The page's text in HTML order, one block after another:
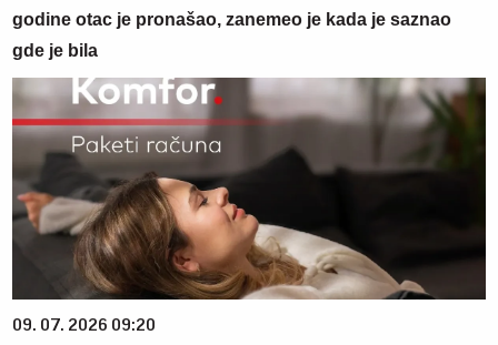
godine otac je pronašao, zanemeo je kada je saznao
gde je bila
09. 07. 2026 09:20